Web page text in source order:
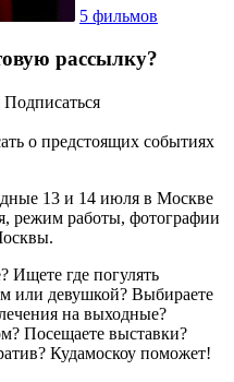
5 фильмов
рассылку?
Подписаться
о предстоящих событиях
13 и 14 июля в Москве
режим работы, фотографии
Ищете где погулять
или девушкой? Выбираете
на выходные?
Посещаете выставки?
Кудамоскоу поможет!